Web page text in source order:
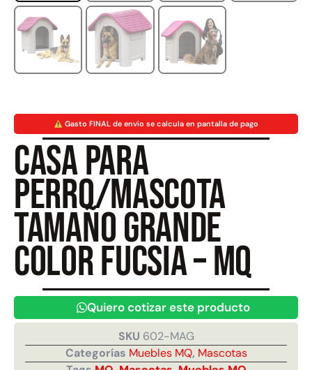
Gasto FINAL de envío se calcula en pantalla de pago
Casa para
perro/mascota
Tamaño grande
color fucsia – MQ
Quiero cotizar este producto
SKU 602-MAG
Categorías Muebles MQ, Mascotas
$4.859.984
Leer más
$9.558.557
$4.790.000